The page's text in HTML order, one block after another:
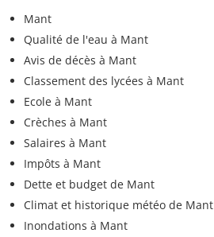
Mant
Qualité de l'eau à Mant
Avis de décès à Mant
Classement des lycées à Mant
Ecole à Mant
Crèches à Mant
Salaires à Mant
Impôts à Mant
Dette et budget de Mant
Climat et historique météo de Mant
Inondations à Mant